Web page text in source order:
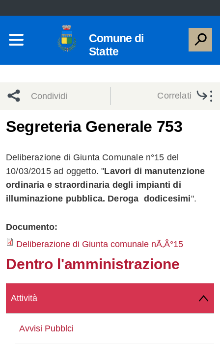
Comune di
Statte
Condividi
network
Condividi
Condividi
Facebook
su
Twitter
Condividi
su
Condividi
Correlati
Segreteria Generale 753
Deliberazione di Giunta Comunale n°15 del
10/03/2015 ad oggetto. "Lavori di manutenzione
ordinaria e straordinaria degli impianti di
illuminazione pubblica. Deroga dodicesimi".
Documento:
Deliberazione di Giunta comunale nÃ‚Â°15
Dentro l'amministrazione
Attività
Avvisi Pubblci